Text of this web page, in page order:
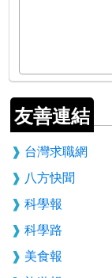
友善連結
台灣求職網
八方快聞
科學報
科學路
美食報